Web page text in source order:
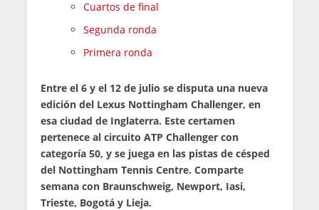
Cuartos de final
Segunda ronda
Primera ronda
Entre el 6 y el 12 de julio se disputa una nueva
edición del Lexus Nottingham Challenger, en
esa ciudad de Inglaterra. Este certamen
pertenece al circuito ATP Challenger con
categoría 50, y se juega en las pistas de césped
del Nottingham Tennis Centre. Comparte
semana con Braunschweig, Newport, Iasi,
Trieste, Bogotá y Lieja.